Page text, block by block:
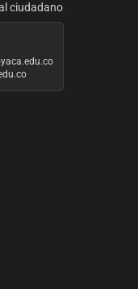
ciudadano